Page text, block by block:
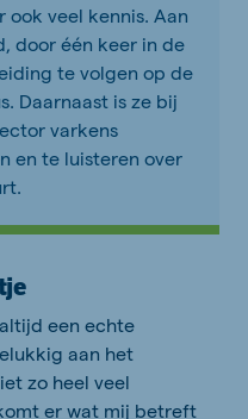
ook veel kennis. Aan
door één keer in de
te volgen op de
Daarnaast is ze bij
varkens
en te luisteren over
een echte
aan het
zo heel veel
er wat mij betreft